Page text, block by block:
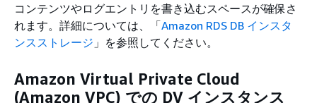
コンテンツやログエントリを書き込むスペースが確保さ
れます。詳細については、「Amazon RDS DB インスタ
ンスストレージ 」を参照してください。
Amazon Virtual Private Cloud
(Amazon VPC) での DV インスタンス